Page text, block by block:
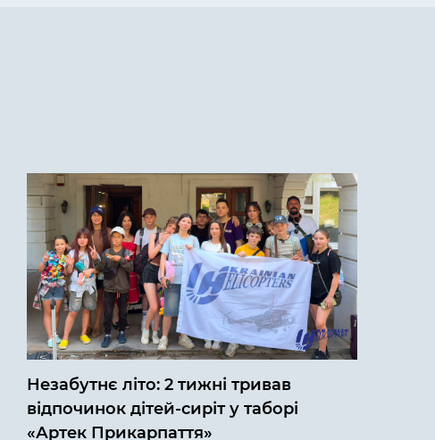
Незабутнє літо: 2 тижні тривав
відпочинок дітей-сиріт у таборі
«Артек Прикарпаття»